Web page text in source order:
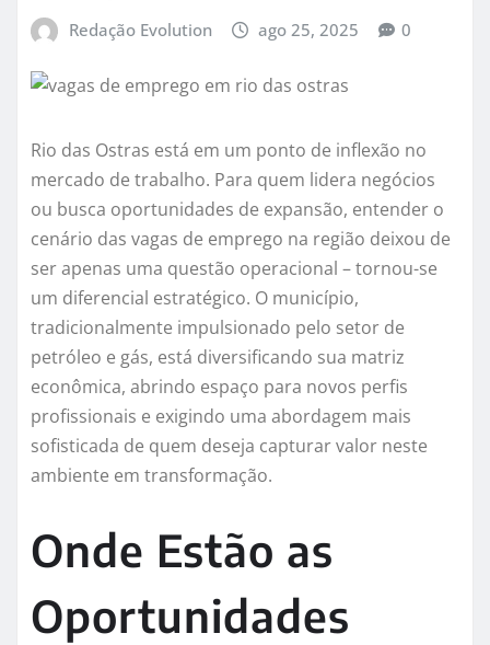
Redação Evolution ago 25, 2025 0
Rio das Ostras está em um ponto de inflexão no
mercado de trabalho. Para quem lidera negócios
ou busca oportunidades de expansão, entender o
cenário das vagas de emprego na região deixou de
ser apenas uma questão operacional – tornou-se
um diferencial estratégico. O município,
tradicionalmente impulsionado pelo setor de
petróleo e gás, está diversificando sua matriz
econômica, abrindo espaço para novos perfis
profissionais e exigindo uma abordagem mais
sofisticada de quem deseja capturar valor neste
ambiente em transformação.
Onde Estão as
Oportunidades